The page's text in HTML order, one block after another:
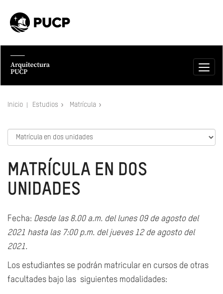
Inicio Estudios Matrícula
MATRÍCULA EN DOS
UNIDADES
Fecha: Desde las 8.00 a.m. del lunes 09 de agosto del
2021 hasta las 7:00 p.m. del jueves 12 de agosto del
2021.
Los estudiantes se podrán matricular en cursos de otras
facultades bajo las siguientes modalidades: